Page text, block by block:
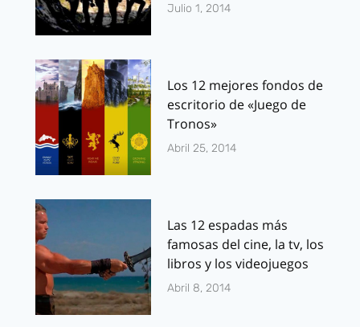
Julio 1, 2014
Los 12 mejores fondos de
escritorio de «Juego de
Tronos»
Abril 25, 2014
Las 12 espadas más
famosas del cine, la tv, los
libros y los videojuegos
Abril 8, 2014